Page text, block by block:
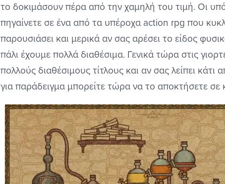
το δοκιμάσουν πέρα από την χαμηλή του τιμή. Οι
πηγαίνετε σε ένα από τα υπέροχα action rpg που
παρουσιάσει και μερικά αν σας αρέσει το είδος
πάλι έχουμε πολλά διαθέσιμα. Γενικά τώρα στις
πολλούς διαθέσιμους τίτλους και αν σας λείπει
για παράδειγμα μπορείτε τώρα να το αποκτήσετε σε